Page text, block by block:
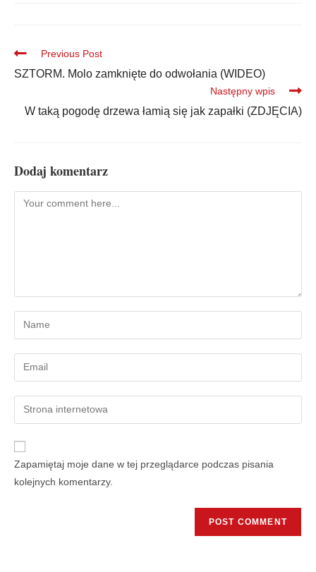
Previous Post
SZTORM. Molo zamknięte do odwołania (WIDEO)
Następny wpis
W taką pogodę drzewa łamią się jak zapałki (ZDJĘCIA)
Dodaj komentarz
Zapamiętaj moje dane w tej przeglądarce podczas pisania
kolejnych komentarzy.